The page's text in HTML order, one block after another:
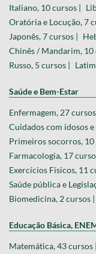
Italiano, 10 cursos |
Oratória e Locução, 7
Japonês, 7 cursos |
Chinês / Mandarim, 10
Russo, 5 cursos |
Saúde e Bem-Estar
Enfermagem, 27
Cuidados com idosos
Primeiros socorros, 10
Farmacologia, 17
Exercícios Físicos, 11
Saúde pública e
Biomedicina, 2 cursos |
Educação Básica,
Matemática, 43 cursos |